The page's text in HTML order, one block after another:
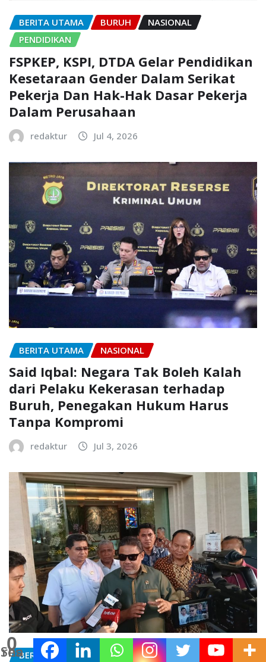
0
Shares
BERITA UTAMA BURUH
NASIONAL
PENDIDIKAN
FSPKEP, KSPI, DTDA Gelar Pendidikan
Kesetaraan Gender Dalam Serikat
Pekerja Dan Hak-Hak Dasar Pekerja
Dalam Perusahaan
redaktur Jul 4, 2026
BERITA UTAMA NASIONAL
Said Iqbal: Negara Tak Boleh Kalah
dari Pelaku Kekerasan terhadap
Buruh, Penegakan Hukum Harus
Tanpa Kompromi
redaktur Jul 3, 2026
BERITA UTAMA BURUH